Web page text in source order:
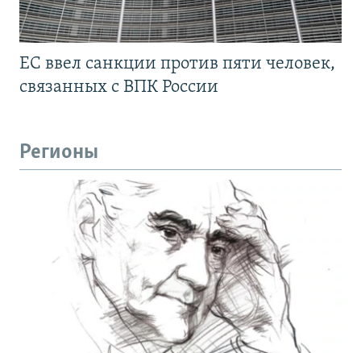
ЕС ввел санкции против пяти человек,
связанных с ВПК России
Регионы